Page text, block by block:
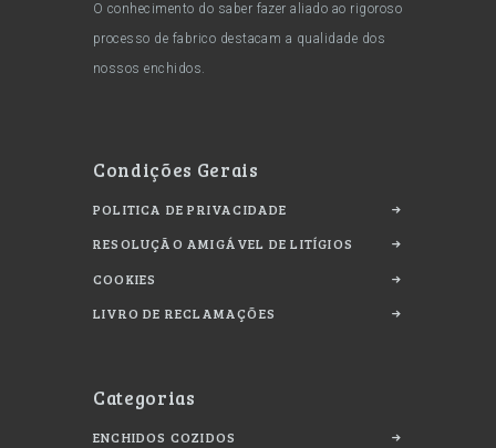
O conhecimento do saber fazer aliado ao rigoroso
processo de fabrico destacam a qualidade dos
nossos enchidos.
Condições Gerais
POLITICA DE PRIVACIDADE
RESOLUÇÃO AMIGÁVEL DE LITÍGIOS
COOKIES
LIVRO DE RECLAMAÇÕES
Categorias
ENCHIDOS COZIDOS